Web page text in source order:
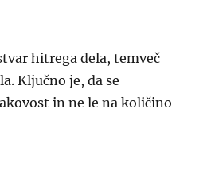
hitrega dela, temveč
Ključno je, da se
in ne le na količino